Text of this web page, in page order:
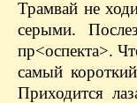
Трамвай не
серыми.
пр<оспекта>.
самый
Приходится